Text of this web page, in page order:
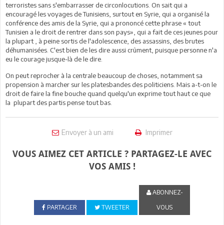
terroristes sans s'embarrasser de circonlocutions. On sait qui a
encouragé les voyages de Tunisiens, surtout en Syrie, qui a organisé la
conférence des amis de la Syrie, qui a prononcé cette phrase « tout
Tunisien a le droit de rentrer dans son pays», qui a fait de ces jeunes pour
la plupart , à peine sortis de l'adolescence, des assassins, des brutes
déhumanisées. C'est bien de les dire aussi crûment, puisque personne n'a
eu le courage jusque-là de le dire.
On peut reprocher à la centrale beaucoup de choses, notamment sa
propension à marcher sur les platesbandes des politiciens. Mais a-t-on le
droit de faire la fine bouche quand quelqu'un exprime tout haut ce que
la plupart des partis pense tout bas.
Envoyer à un ami Imprimer
VOUS AIMEZ CET ARTICLE ? PARTAGEZ-LE AVEC
VOS AMIS !
PARTAGER TWEETER
ABONNEZ-
VOUS